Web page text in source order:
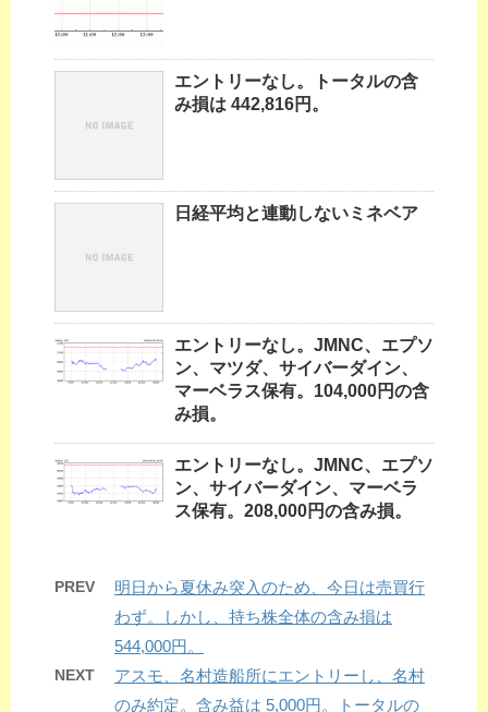
エントリーなし。トータルの含
み損は 442,816円。
日経平均と連動しないミネベア
エントリーなし。JMNC、エプソ
ン、マツダ、サイバーダイン、
マーベラス保有。104,000円の含
み損。
エントリーなし。JMNC、エプソ
ン、サイバーダイン、マーベラ
ス保有。208,000円の含み損。
PREV
明日から夏休み突入のため、今日は売買行
わず。しかし、持ち株全体の含み損は
544,000円。
NEXT
アスモ、名村造船所にエントリーし、名村
のみ約定。含み益は 5,000円。トータルの